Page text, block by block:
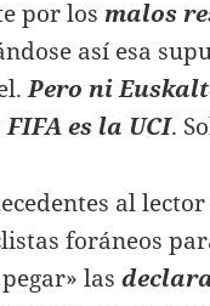
por los malos
así esa
Pero ni
es la UCI.
al
foráneos
las